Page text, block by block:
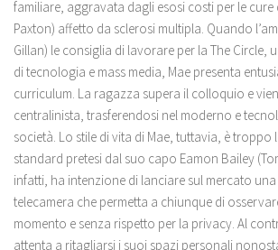
familiare, aggravata dagli esosi costi per le cure
Paxton) affetto da sclerosi multipla. Quando
Gillan) le consiglia di lavorare per la The Circle,
di tecnologia e mass media, Mae presenta
curriculum. La ragazza supera il colloquio e
centralinista, trasferendosi nel moderno e
società. Lo stile di vita di Mae, tuttavia, è
standard pretesi dal suo capo Eamon Bailey
infatti, ha intenzione di lanciare sul mercato
telecamera che permetta a chiunque di
momento e senza rispetto per la privacy. Al
attenta a ritagliarsi i suoi spazi personali